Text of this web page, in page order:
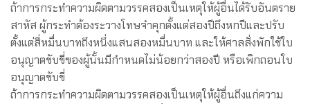
ถ้าการกระทําความผิดตามวรรคสองเป็นเหตุให้ผู้อื่นได้รับอันตราย
สาหัส ผู้กระทําต้องระวางโทษจําคุกตั้งแต่สองปีถึงหกปีและปรับ
ตั้งแต่สี่หมื่นบาทถึงหนึ่งแสนสองหมื่นบาท และให้ศาลสั่งพักใช้ใบ
อนุญาตขับขี่ของผู้นั้นมีกําหนดไม่น้อยกว่าสองปี หรือเพิกถอนใบ
อนุญาตขับขี่
ถ้าการกระทําความผิดตามวรรคสองเป็นเหตุให้ผู้อื่นถึงแก่ความ